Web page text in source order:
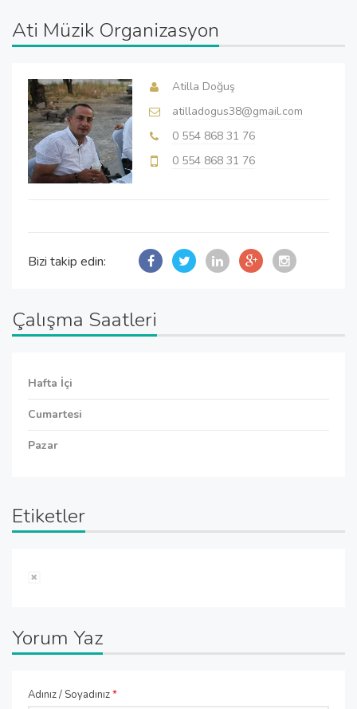
Ati Müzik Organizasyon
Atilla Doğuş
atilladogus38@gmail.com
0 554 868 31 76
0 554 868 31 76
Bizi takip edin:
Çalışma Saatleri
Hafta İçi
Cumartesi
Pazar
Etiketler
Yorum Yaz
Adınız / Soyadınız*